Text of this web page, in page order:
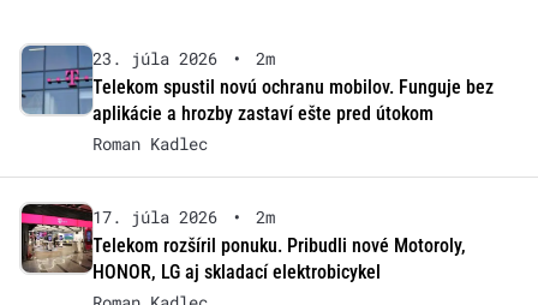
23. júla 2026 •
2m
Telekom spustil novú ochranu mobilov. Funguje bez
aplikácie a hrozby zastaví ešte pred útokom
Roman Kadlec
17. júla 2026 •
2m
Telekom rozšíril ponuku. Pribudli nové Motoroly,
HONOR, LG aj skladací elektrobicykel